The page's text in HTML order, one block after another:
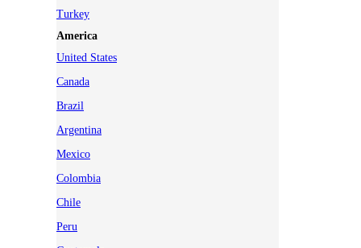
Turkey
America
United States
Canada
Brazil
Argentina
Mexico
Colombia
Chile
Peru